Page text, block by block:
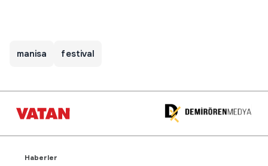
manisa festival
Haberler